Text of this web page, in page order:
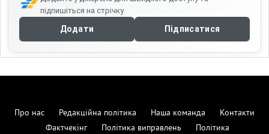
підпишіться на стрічку
Додати Підписатися
Про нас Редакційна політика Наша команда
Контакти
Фактчекінг
Політика виправлень
Політика